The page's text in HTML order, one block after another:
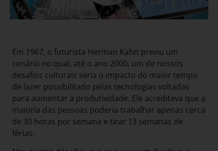
Em 1967, o futurista Herman Kahn previu um
cenário no qual, até o ano 2000, um de nossos
desafios culturais seria o impacto do maior tempo
de lazer possibilitado pelas tecnologias voltadas
para aumentar a produtividade. Ele acreditava que a
maioria das pessoas poderia trabalhar apenas cerca
de 30 horas por semana e tirar 13 semanas de
férias.